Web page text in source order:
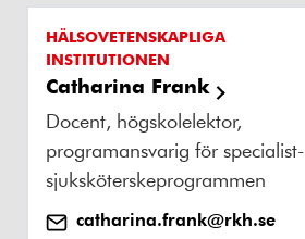
HÄLSOVETENSKAPLIGA
INSTITUTIONEN
Catharina Frank
Docent, högskolelektor,
programansvarig för specialist-
sjuksköterskeprogrammen
catharina.frank@rkh.se